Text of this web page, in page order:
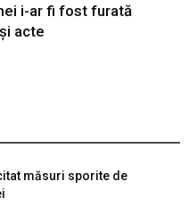
i-ar fi fost furată
acte
măsuri sporite de